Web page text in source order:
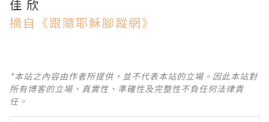
佳 欣
摘自《跟隨耶穌腳蹤網》
*本站之內容由作者所提供，並不代表本站的立場。因此本站對
所有博客的立場、真實性、準確性及完整性不負任何法律責
任。